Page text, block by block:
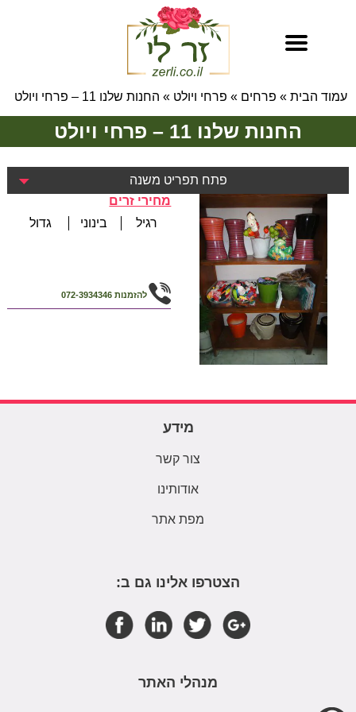
עמוד הבית » פרחים » פרחי ויולט » החנות שלנו 11 – פרחי ויולט
החנות שלנו 11 – פרחי ויולט
פתח תפריט משנה
מחירי זרים
רגיל
בינוני גדול
להזמנות 072-3934346
מידע
צור קשר
אודותינו
מפת אתר
הצטרפו אלינו גם ב:
מנהלי האתר